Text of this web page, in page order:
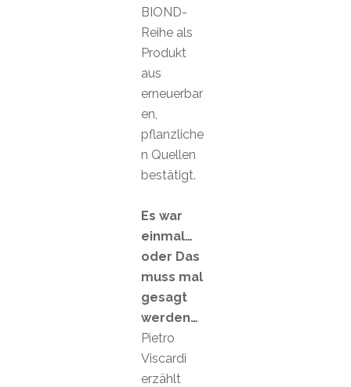
BIOND-
Reihe als
Produkt
aus
erneuerbar
en,
pflanzliche
n Quellen
bestätigt.
Es war
einmal…
oder Das
muss mal
gesagt
werden…
Pietro
Viscardi
erzählt